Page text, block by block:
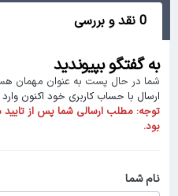
0 نقد و بررسی
به گفتگو بپیوندید
شما در حال پست به عنوان مهمان
ارسال با حساب کاربری خود اکنون
توجه: مطلب ارسالی شما پس از
بود.
نام شما